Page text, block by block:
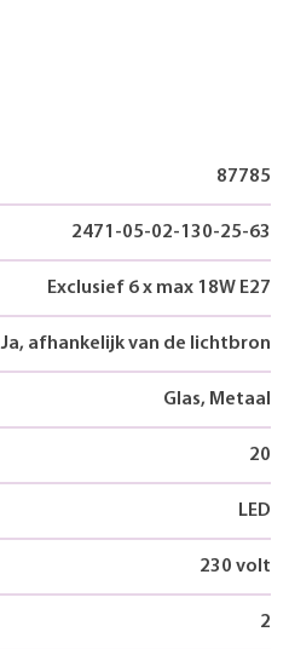
87785
2471-05-02-130-25-63
Exclusief 6 x max 18W E27
Ja, afhankelijk van de lichtbron
Glas, Metaal
20
LED
230 volt
2